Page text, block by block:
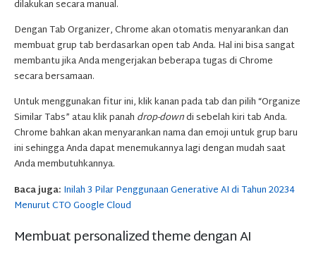
dilakukan secara manual.
Dengan Tab Organizer, Chrome akan otomatis menyarankan dan
membuat grup tab berdasarkan open tab Anda. Hal ini bisa sangat
membantu jika Anda mengerjakan beberapa tugas di Chrome
secara bersamaan.
Untuk menggunakan fitur ini, klik kanan pada tab dan pilih “Organize
Similar Tabs” atau klik panah drop-downdi sebelah kiri tab Anda.
Chrome bahkan akan menyarankan nama dan emoji untuk grup baru
ini sehingga Anda dapat menemukannya lagi dengan mudah saat
Anda membutuhkannya.
Baca juga: Inilah 3 Pilar Penggunaan Generative AI di Tahun 20234
Menurut CTO Google Cloud
Membuat personalized theme dengan AI